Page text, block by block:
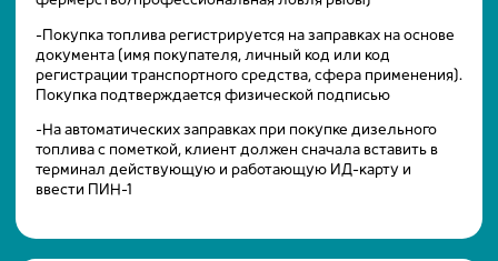
-Покупка топлива регистрируется на заправках на основе
документа (имя покупателя, личный код или код
регистрации транспортного средства, сфера применения).
Покупка подтверждается физической подписью
-На автоматических заправках при покупке дизельного
топлива с пометкой, клиент должен сначала вставить в
терминал действующую и работающую ИД-карту и
ввести ПИН-1